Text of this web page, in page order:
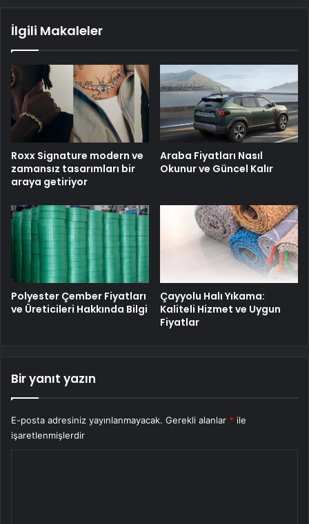
İlgili Makaleler
Roxx Signature modern ve
zamansız tasarımları bir
araya getiriyor
Araba Fiyatları Nasıl
Okunur ve Güncel Kalır
Polyester Çember Fiyatları
ve Üreticileri Hakkında Bilgi
Çayyolu Halı Yıkama:
Kaliteli Hizmet ve Uygun
Fiyatlar
Bir yanıt yazın
E-posta adresiniz yayınlanmayacak. Gerekli alanlar * ile
işaretlenmişlerdir